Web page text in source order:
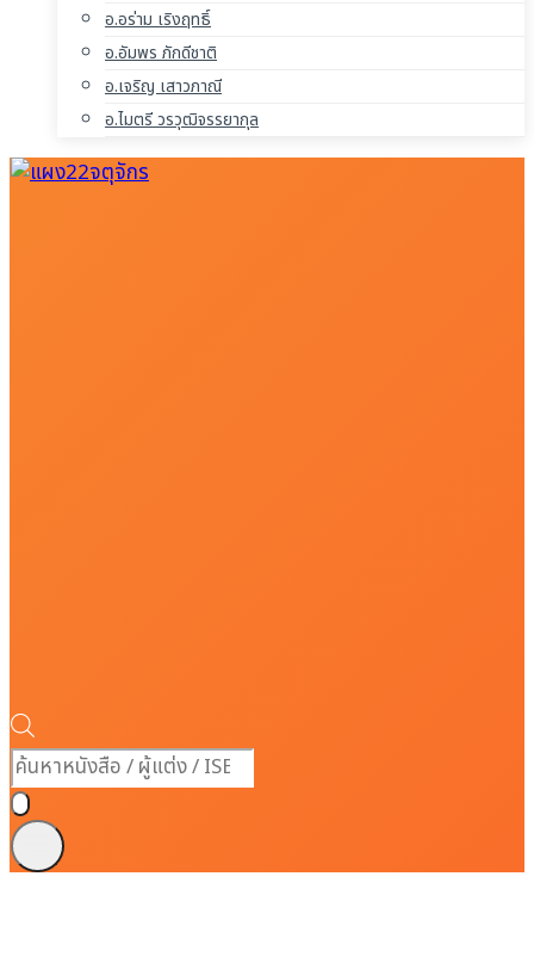
อ.อร่าม เริงฤทธิ์
อ.อัมพร ภักดีชาติ
อ.เจริญ เสาวภาณี
อ.ไมตรี วรวุฒิจรรยากุล
Products
search